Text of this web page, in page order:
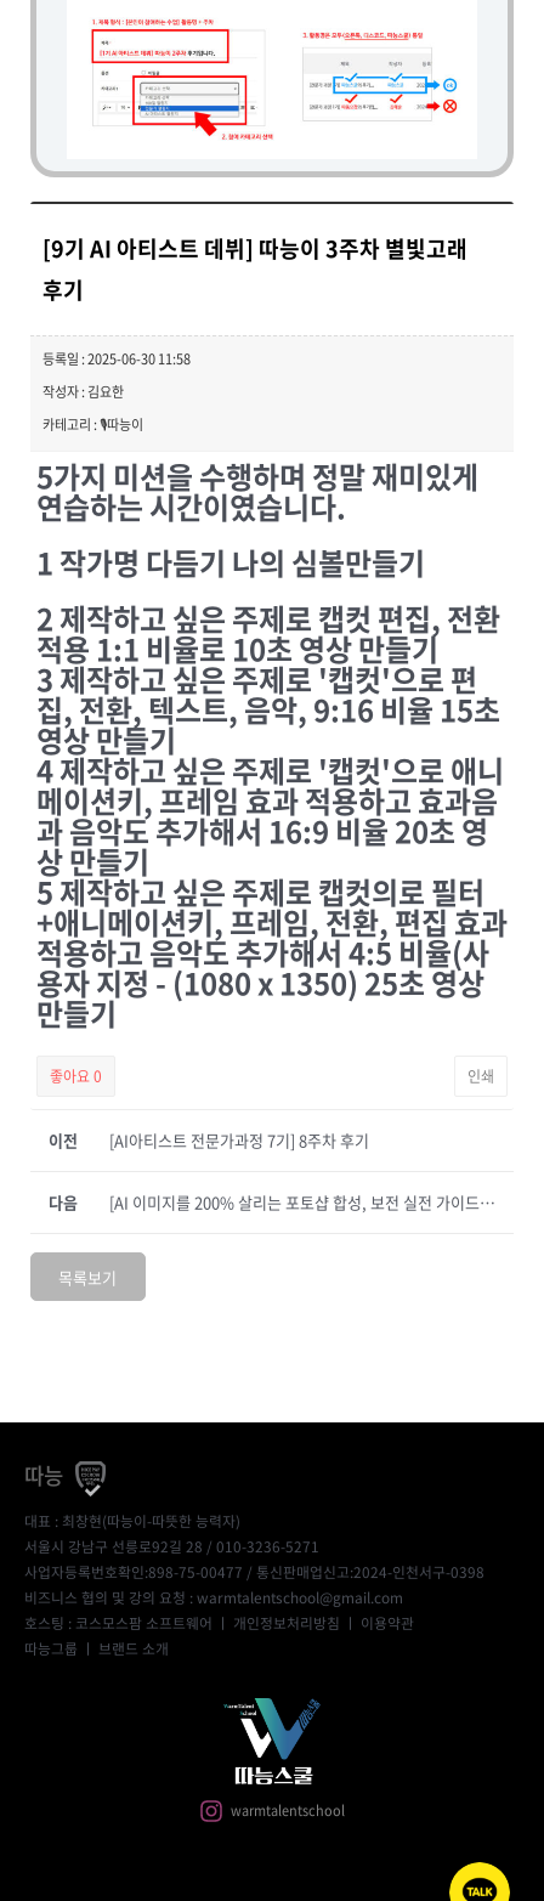
[9기 AI 아티스트 데뷔] 따능이 3주차 별빛고래
후기
등록일 : 2025-06-30 11:58
작성자 : 김요한
카테고리 : 🎙️따능이
5가지 미션을 수행하며 정말 재미있게
연습하는 시간이였습니다.
1 작가명 다듬기 나의 심볼만들기
2 제작하고 싶은 주제로 캡컷 편집, 전환
적용 1:1 비율로 10초 영상 만들기
3 제작하고 싶은 주제로 '캡컷'으로 편
집, 전환, 텍스트, 음악, 9:16 비율 15초
영상 만들기
4 제작하고 싶은 주제로 '캡컷'으로 애니
메이션키, 프레임 효과 적용하고 효과음
과 음악도 추가해서 16:9 비율 20초 영
상 만들기
5 제작하고 싶은 주제로 캡컷의로 필터
+애니메이션키, 프레임, 전환, 편집 효과
적용하고 음악도 추가해서 4:5 비율(사
용자 지정 - (1080 x 1350) 25초 영상
만들기
좋아요0 인쇄
이전 [AI아티스트 전문가과정 7기] 8주차 후기
[AI 이미지를 200% 살리는 포토샵 합성, 보전 실전 가이드] 2주차 후기_레님
다음
목록보기
따능
대표 : 최창현(따능이-따뜻한 능력자)
서울시 강남구 선릉로92길 28 / 010-3236-5271
사업자등록번호확인:898-75-00477 / 통신판매업신고:2024-인천서구-0398
비즈니스 협의 및 강의 요청 : warmtalentschool@gmail.com
호스팅 : 코스모스팜 소프트웨어 ㅣ 개인정보처리방침 ㅣ 이용약관
따능그룹 ㅣ 브랜드 소개
warmtalentschool